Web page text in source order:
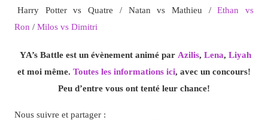
Harry Potter vs Quatre / Natan vs Mathieu /Ethan vs
Ron / Milos vs Dimitri
YA’s Battle est un évènement animé par Azilis, Lena, Liyah
et moi même. Toutes les informations ici, avec un concours!
Peu d’entre vous ont tenté leur chance!
Nous suivre et partager :